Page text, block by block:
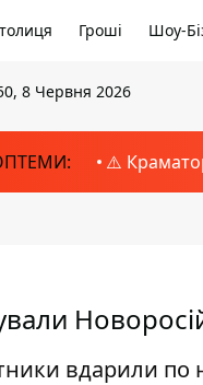
Гроші Шоу-
8 Червня 2026
⚠️
вдарили